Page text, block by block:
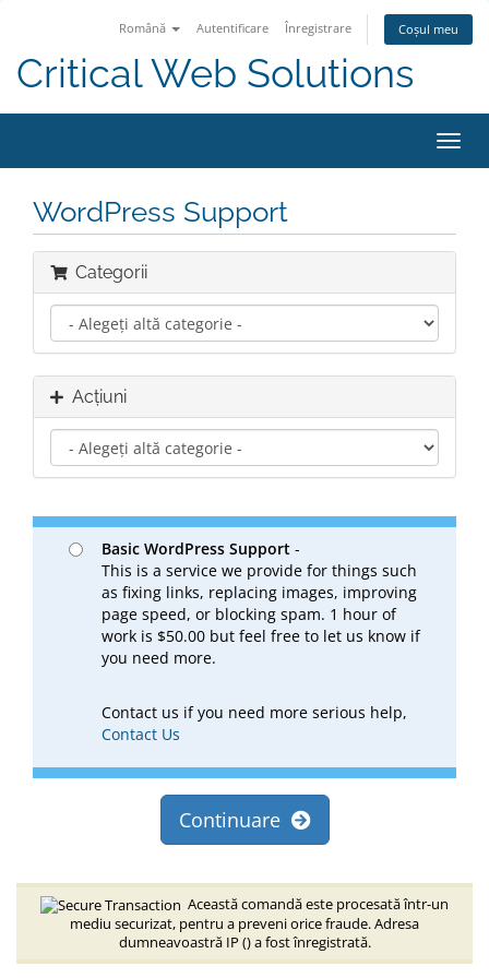
Română Autentificare Înregistrare Coșul meu
Critical Web Solutions
WordPress Support
Categorii
Acțiuni
Basic WordPress Support -
This is a service we provide for things such
as fixing links, replacing images, improving
page speed, or blocking spam. 1 hour of
work is $50.00 but feel free to let us know if
you need more.
Contact us if you need more serious help,
Contact Us
Continuare
Această comandă este procesată într-un
mediu securizat, pentru a preveni orice fraude. Adresa
dumneavoastră IP () a fost înregistrată.